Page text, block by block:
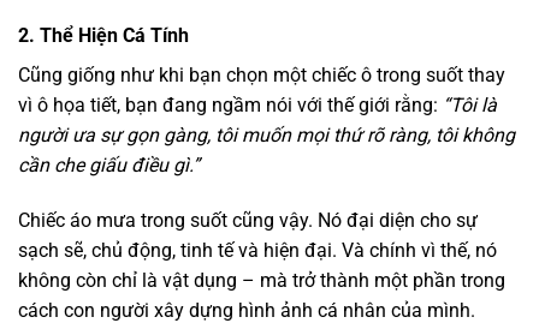
2. Thể Hiện Cá Tính
Cũng giống như khi bạn chọn một chiếc ô trong suốt thay
vì ô họa tiết, bạn đang ngầm nói với thế giới rằng: “Tôi là
người ưa sự gọn gàng, tôi muốn mọi thứ rõ ràng, tôi không
cần che giấu điều gì.”
Chiếc áo mưa trong suốt cũng vậy. Nó đại diện cho sự
sạch sẽ, chủ động, tinh tế và hiện đại. Và chính vì thế, nó
không còn chỉ là vật dụng – mà trở thành một phần trong
cách con người xây dựng hình ảnh cá nhân của mình.